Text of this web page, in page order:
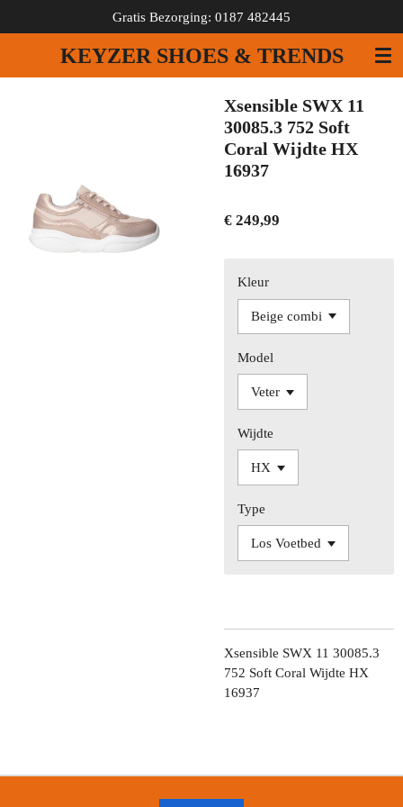
direct
de
KEYZER SHOES & TRENDS
Gratis Bezorging: 0187 482445
Xsensible SWX 11
30085.3 752 Soft
Coral Wijdte HX
16937
€ 249,99
Kleur
Model
Wijdte
Type
Xsensible SWX 11 30085.3
752 Soft Coral Wijdte HX
16937